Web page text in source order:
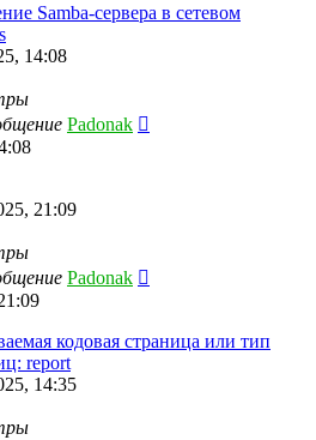
Samba-сервера в сетевом
14:08
Padonak
21:09
Padonak
кодовая страница или тип
report
14:35